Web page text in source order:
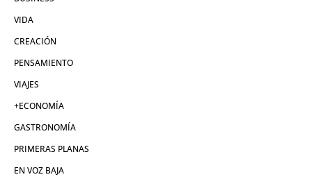
VIDA
CREACIÓN
PENSAMIENTO
VIAJES
+ECONOMÍA
GASTRONOMÍA
PRIMERAS PLANAS
EN VOZ BAJA